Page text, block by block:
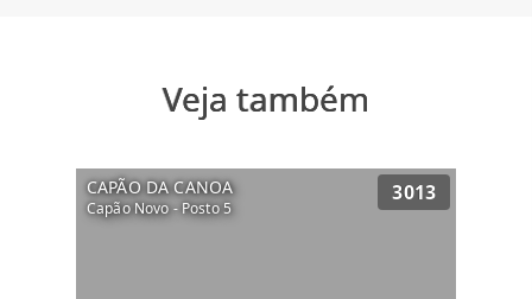
Veja também
CAPÃO DA CANOA
Capão Novo - Posto 5
3013